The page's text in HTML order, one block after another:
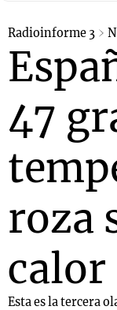
Radioinforme 3
47
roza
calor
Esta es la tercera